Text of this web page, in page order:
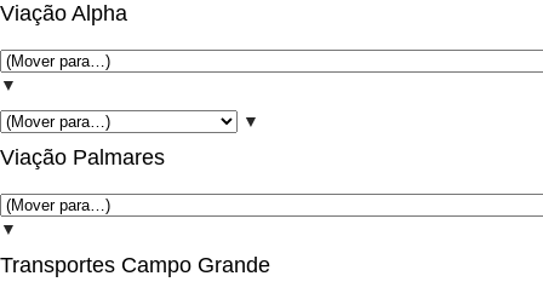
Viação Alpha
▼
▼
Viação Palmares
▼
Transportes Campo Grande